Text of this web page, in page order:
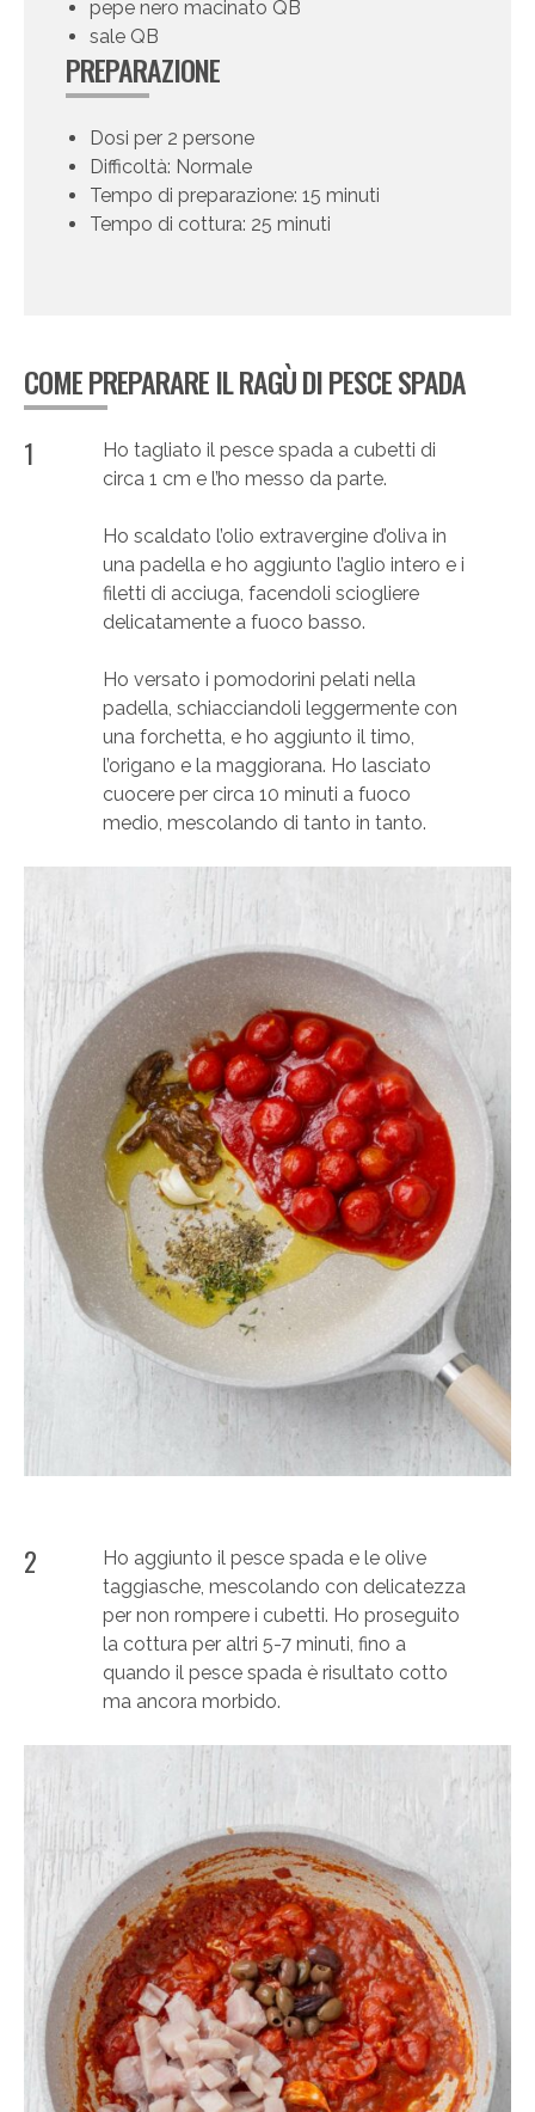
pepe nero macinato QB
sale QB
PREPARAZIONE
Dosi per 2 persone
Difficoltà: Normale
Tempo di preparazione: 15 minuti
Tempo di cottura: 25 minuti
COME PREPARARE IL RAGÙ DI PESCE SPADA
1
Ho tagliato il pesce spada a cubetti di
circa 1 cm e l’ho messo da parte.
Ho scaldato l’olio extravergine d’oliva in
una padella e ho aggiunto l’aglio intero e i
filetti di acciuga, facendoli sciogliere
delicatamente a fuoco basso.
Ho versato i pomodorini pelati nella
padella, schiacciandoli leggermente con
una forchetta, e ho aggiunto il timo,
l’origano e la maggiorana. Ho lasciato
cuocere per circa 10 minuti a fuoco
medio, mescolando di tanto in tanto.
2
Ho aggiunto il pesce spada e le olive
taggiasche, mescolando con delicatezza
per non rompere i cubetti. Ho proseguito
la cottura per altri 5-7 minuti, fino a
quando il pesce spada è risultato cotto
ma ancora morbido.